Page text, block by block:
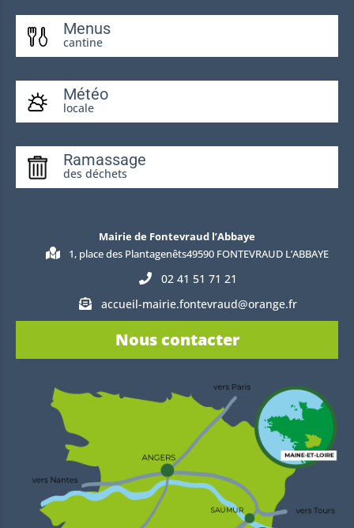
Menus
cantine
Météo
locale
Ramassage
des déchets
Mairie de Fontevraud l’Abbaye
1, place des Plantagenêts49590 FONTEVRAUD L’ABBAYE
02 41 51 71 21
accueil-mairie.fontevraud@orange.fr
Nous contacter